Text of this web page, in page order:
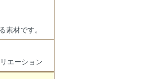
材です。